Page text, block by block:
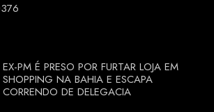
EX-PM É PRESO POR FURTAR LOJA EM
SHOPPING NA BAHIA E ESCAPA
CORRENDO DE DELEGACIA